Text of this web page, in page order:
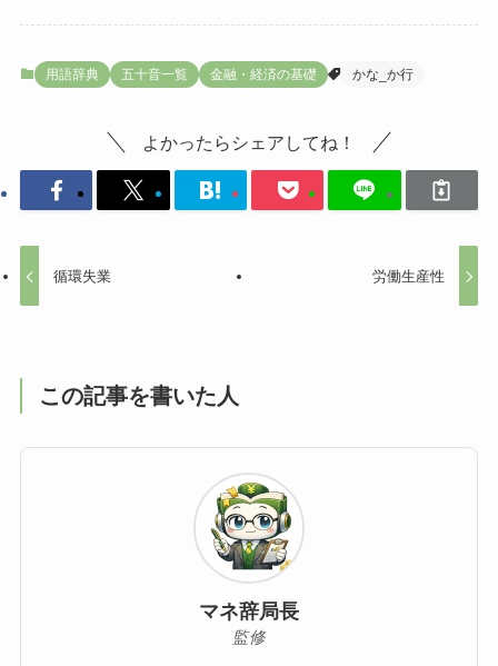
用語辞典 五十音一覧 金融・経済の基礎 かな_か行
よかったらシェアしてね！
循環失業 労働生産性
この記事を書いた人
マネ辞局長
監修